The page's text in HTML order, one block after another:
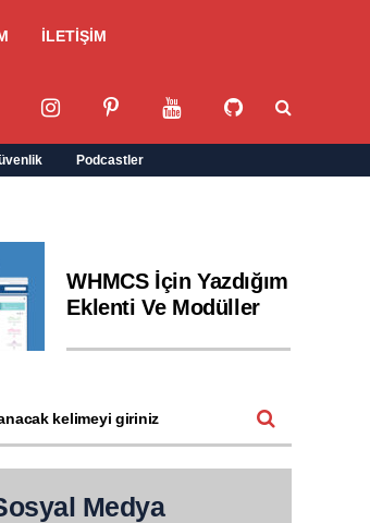
İLETİŞİM
Podcastler
WHMCS İçin Yazdığım
Eklenti Ve Modüller
Medya